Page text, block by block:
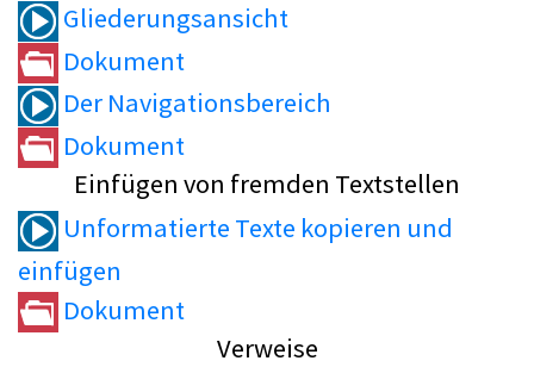
Gliederungsansicht
Dokument
Der Navigationsbereich
Dokument
Einfügen von fremden Textstellen
Unformatierte Texte kopieren und
einfügen
Dokument
Verweise